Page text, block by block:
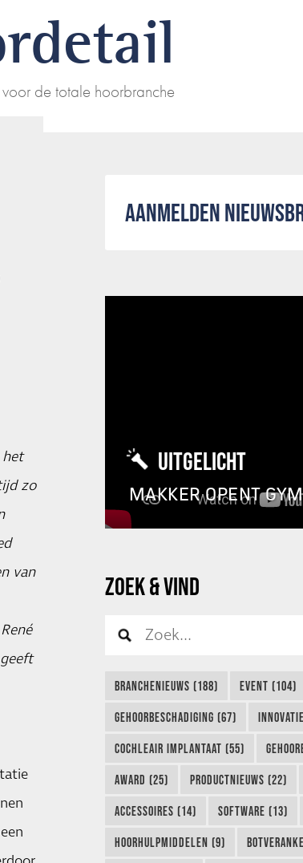
de totale hoorbranche
het
zo
van
René
AANMELDEN
UITGELICHT
MAKKER OPENT
ZOEK & VIND
BRANCHENIEUWS (188) EVENT (104)
GEHOORBESCHADIGING (67)
COCHLEAIR IMPLANTAAT (55)
AWARD (25) PRODUCTNIEUWS (22)
ACCESSOIRES (14) SOFTWARE (13)
HOORHULPMIDDELEN (9)